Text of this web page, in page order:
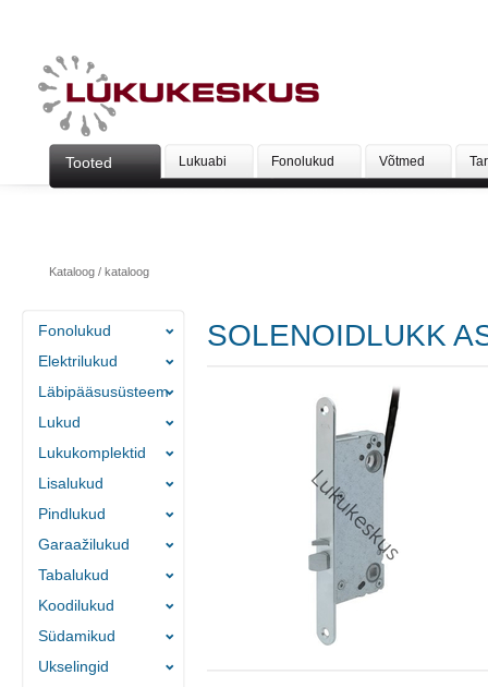
Tooted Lukuabi Fonolukud Võtmed
Kataloog/ kataloog
SOLENOIDLUKK
Fonolukud
Elektrilukud
Läbipääsusüsteem
Lukud
Lukukomplektid
Lisalukud
Pindlukud
Garaažilukud
Tabalukud
Koodilukud
Südamikud
Ukselingid